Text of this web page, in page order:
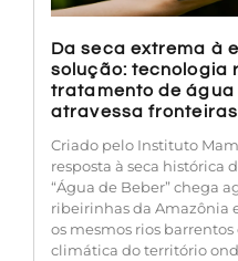
Da seca extrema à
solução: tecnologia
tratamento de água
atravessa fronteiras
Criado pelo Instituto
resposta à seca histórica
“Água de Beber” chega
ribeirinhas da Amazônia
os mesmos rios
climática do território